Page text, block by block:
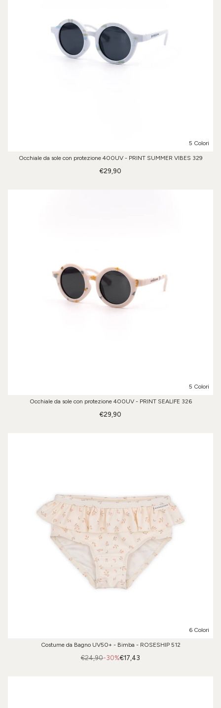
5 Colori
Occhiale da sole con protezione 400UV - PRINT SUMMER VIBES 329
€29,90
5 Colori
Occhiale da sole con protezione 400UV - PRINT SEALIFE 326
€29,90
6 Colori
Costume da Bagno UV50+ - Bimba - ROSESHIP 512
-30%
€24,90 €17,43